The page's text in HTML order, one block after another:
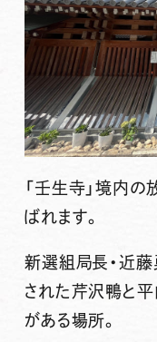
「壬生寺」境内の
ばれます。
新選組局長・近
された芹沢鴨と
がある場所。